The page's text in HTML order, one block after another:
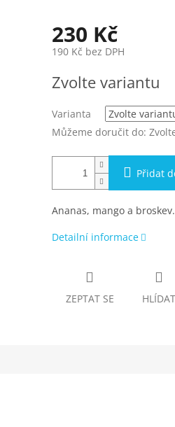
230 Kč
190 Kč bez DPH
cena:
Zvolte variantu
Varianta
Můžeme doručit do:
Přidat
Ananas, mango a broskev.
Detailní informace
ZEPTAT SE HLÍDAT